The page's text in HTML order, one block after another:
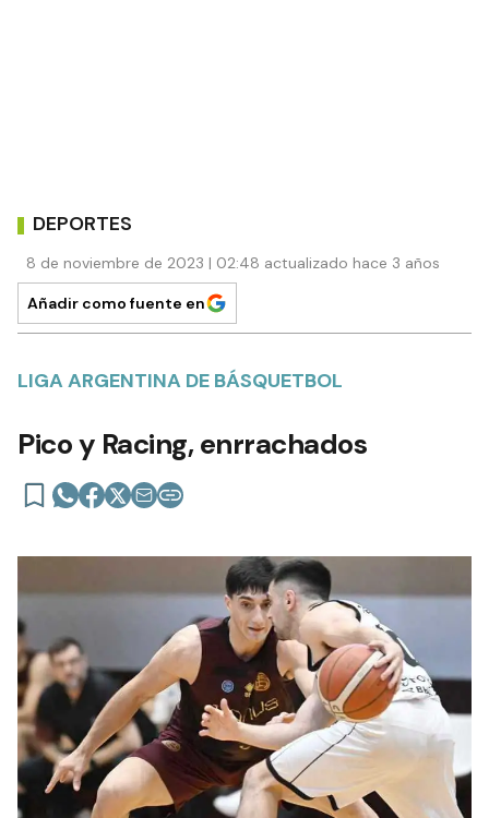
DEPORTES
8 de noviembre de 2023 | 02:48 actualizado hace 3 años
Añadir como fuente en
LIGA ARGENTINA DE BÁSQUETBOL
Pico y Racing, enrrachados